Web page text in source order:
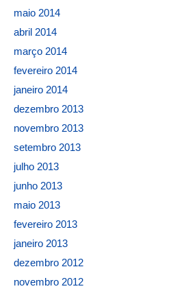
maio 2014
abril 2014
março 2014
fevereiro 2014
janeiro 2014
dezembro 2013
novembro 2013
setembro 2013
julho 2013
junho 2013
maio 2013
fevereiro 2013
janeiro 2013
dezembro 2012
novembro 2012